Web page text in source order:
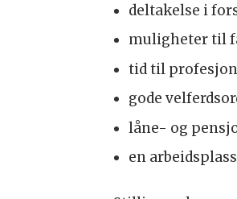
deltakelse i
muligheter til
tid til
gode
låne- og
en